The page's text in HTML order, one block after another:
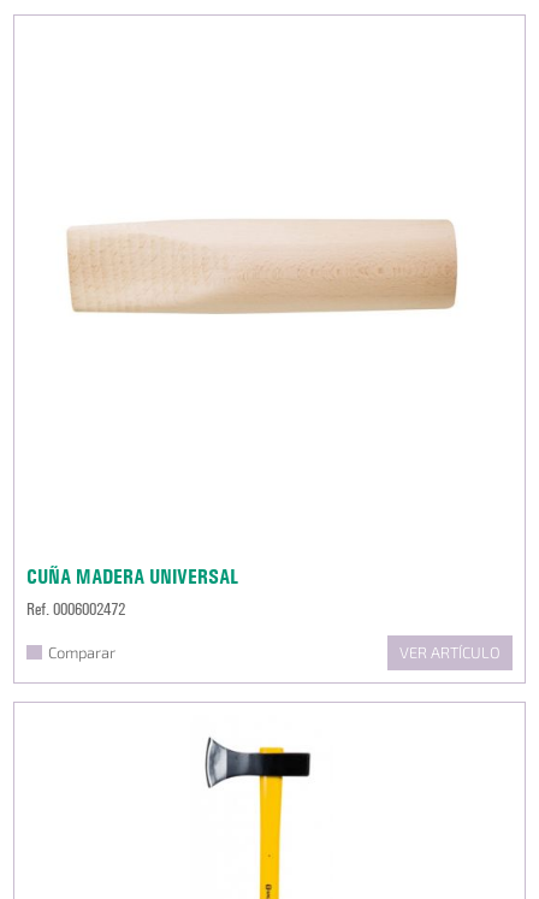
CUÑA MADERA UNIVERSAL
Ref. 0006002472
Comparar VER ARTÍCULO